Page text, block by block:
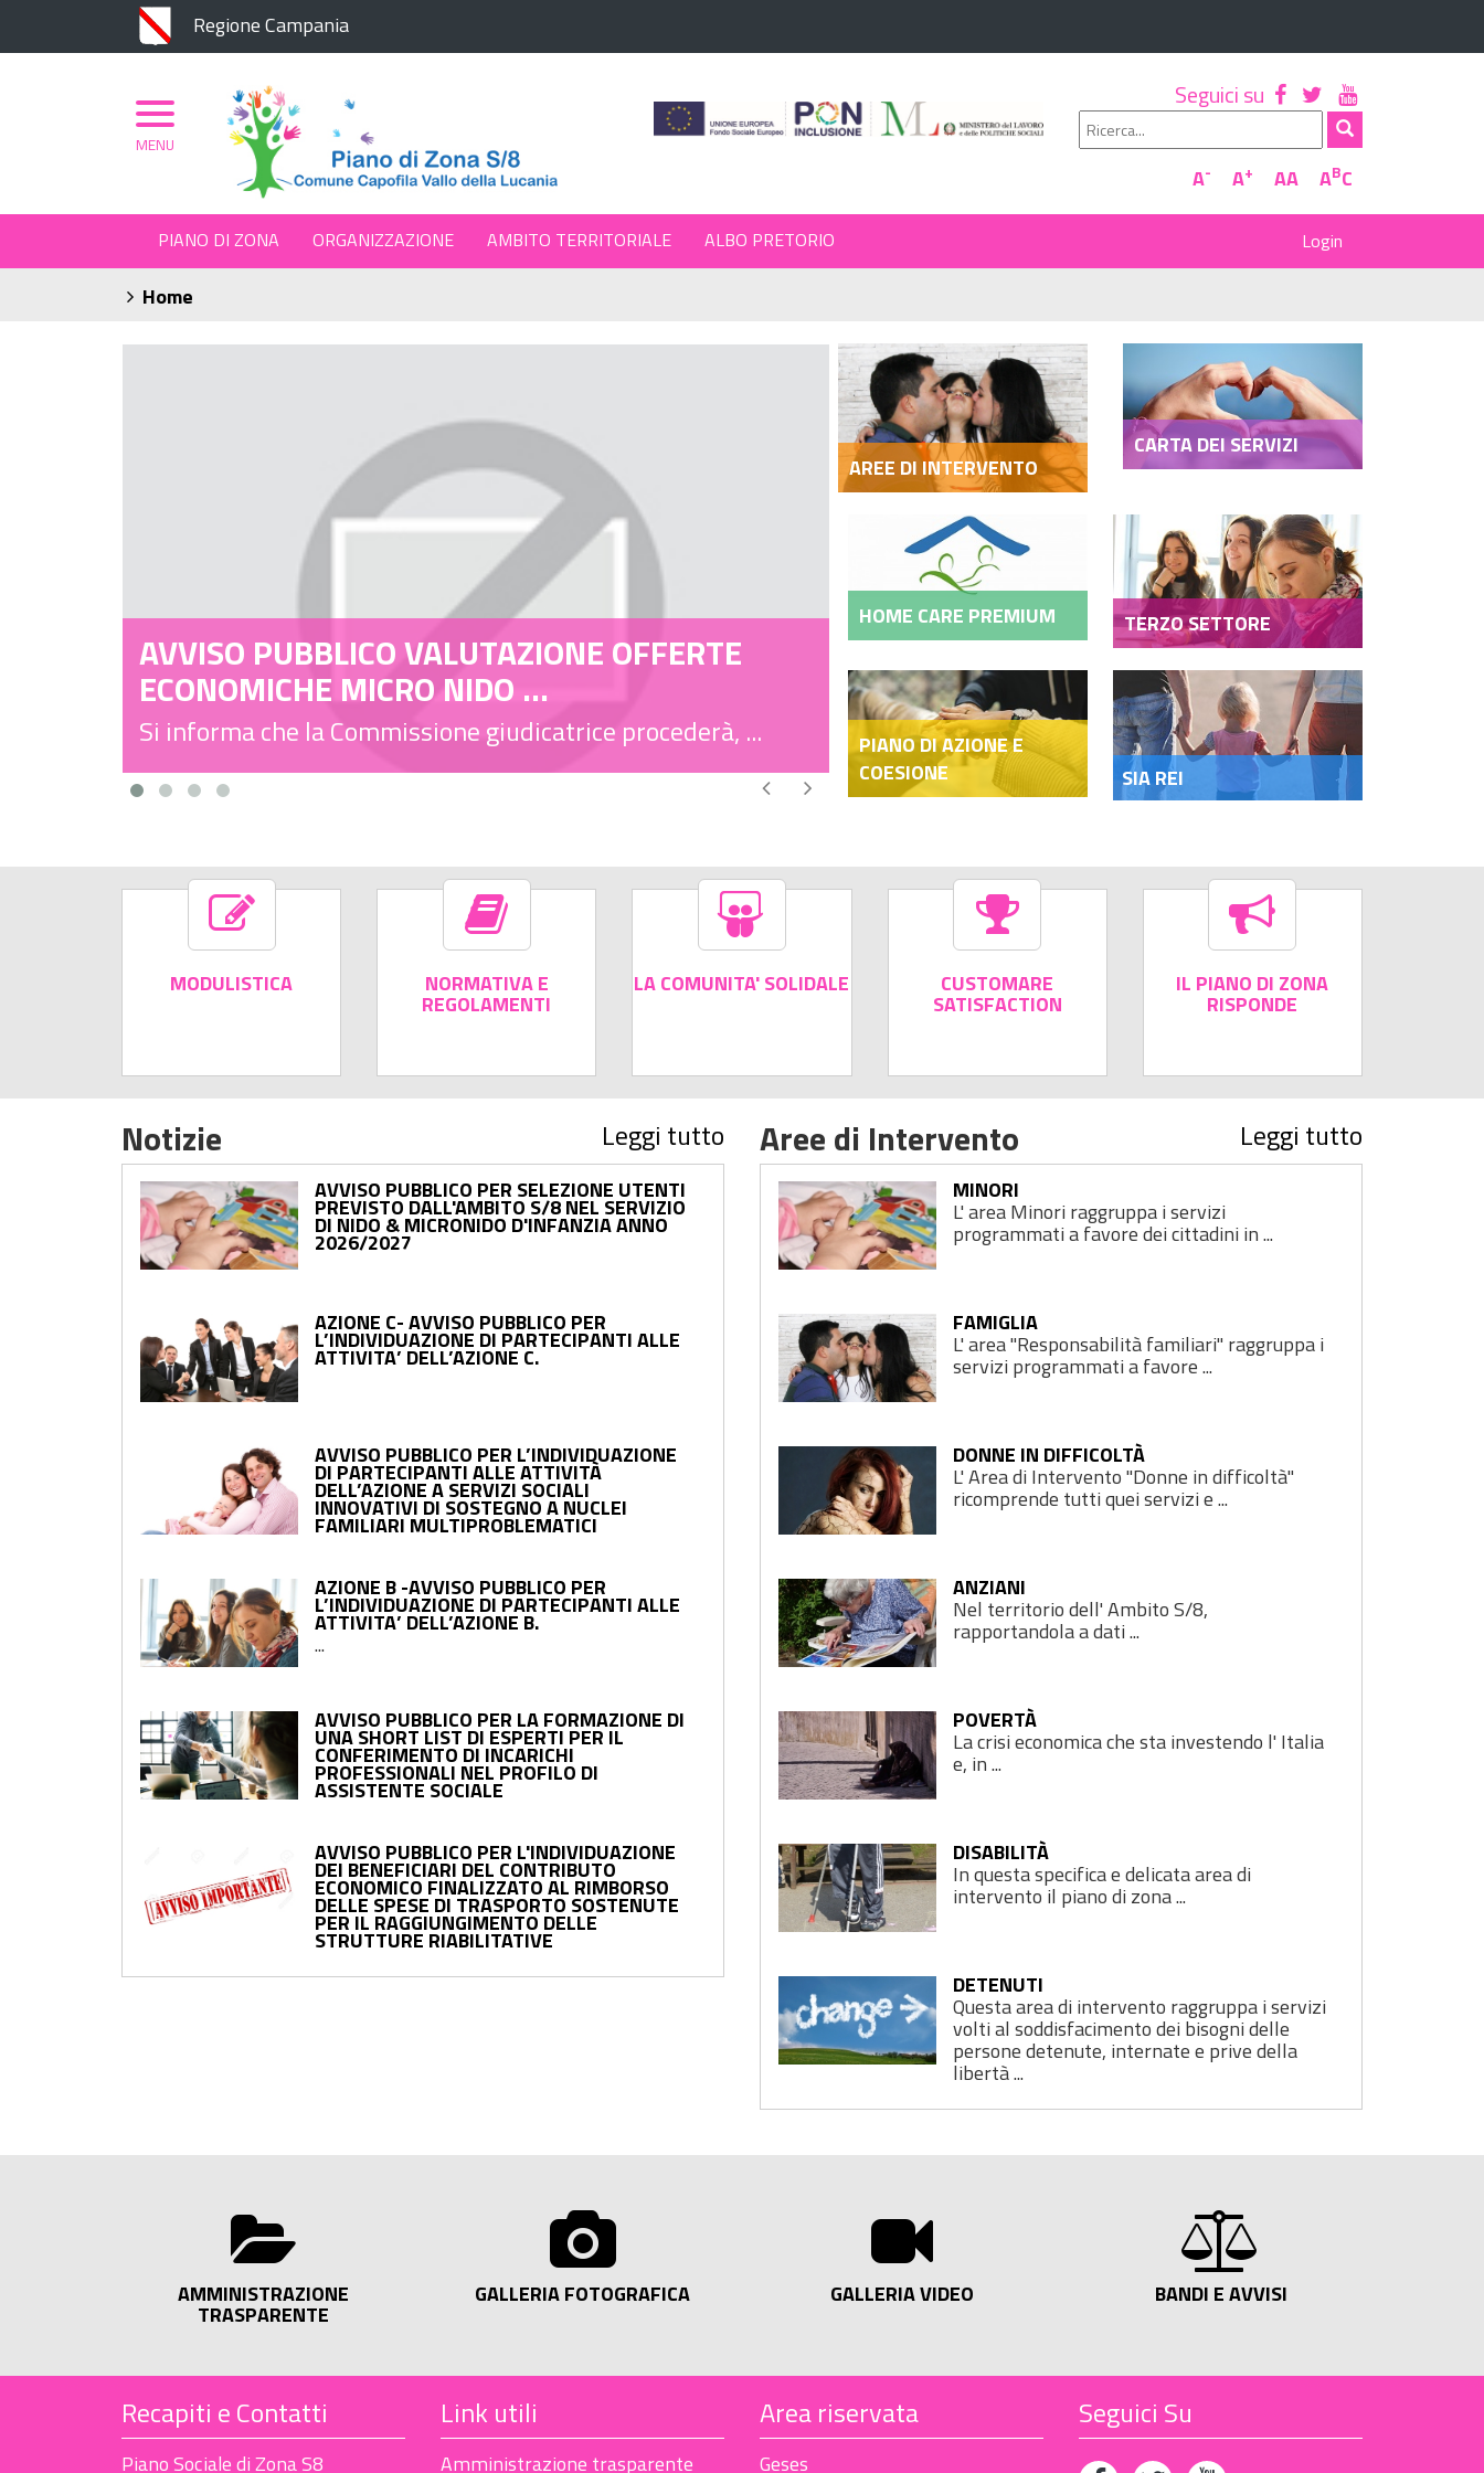
Regione Campania
MENU
Seguici su
A- A+ AA ABC
PIANO DI ZONA ORGANIZZAZIONE AMBITO TERRITORIALE ALBO PRETORIO
Home
OFFERTE
giudicatrice procederà, ...
Selezione pubblica per titoli e colloquio per ...
...
Progetto ITIA (Intesa
attiva ...
AVVISO RICERCA PERSONALE –
AREE DI INTERVENTO
CARTA DEI SERVIZI
HOME CARE PREMIUM TERZO SETTORE
PIANO DI AZIONE E
COESIONE
SIA REI
MODULISTICA NORMATIVA E
REGOLAMENTI
LA COMUNITA' SOLIDALE CUSTOMARE
SATISFACTION
IL PIANO DI ZONA
RISPONDE
Notizie Leggi tutto
AVVISO PUBBLICO PER SELEZIONE UTENTI
PREVISTO DALL'AMBITO S/8 NEL SERVIZIO
DI NIDO & MICRONIDO D'INFANZIA ANNO
2026/2027
AZIONE C- AVVISO PUBBLICO PER
L’INDIVIDUAZIONE DI PARTECIPANTI ALLE
ATTIVITA’ DELL’AZIONE C.
AVVISO PUBBLICO PER L’INDIVIDUAZIONE
DI PARTECIPANTI ALLE ATTIVITÀ
DELL’AZIONE A SERVIZI SOCIALI
INNOVATIVI DI SOSTEGNO A NUCLEI
FAMILIARI MULTIPROBLEMATICI
AZIONE B -AVVISO PUBBLICO PER
L’INDIVIDUAZIONE DI PARTECIPANTI ALLE
ATTIVITA’ DELL’AZIONE B.
...
AVVISO PUBBLICO PER LA FORMAZIONE DI
UNA SHORT LIST DI ESPERTI PER IL
CONFERIMENTO DI INCARICHI
PROFESSIONALI NEL PROFILO DI
ASSISTENTE SOCIALE
AVVISO PUBBLICO PER L'INDIVIDUAZIONE
DEI BENEFICIARI DEL CONTRIBUTO
ECONOMICO FINALIZZATO AL RIMBORSO
DELLE SPESE DI TRASPORTO SOSTENUTE
PER IL RAGGIUNGIMENTO DELLE
STRUTTURE RIABILITATIVE
Aree di Intervento Leggi tutto
MINORI
L' area Minori raggruppa i servizi
programmati a favore dei cittadini in ...
FAMIGLIA
L' area "Responsabilità familiari" raggruppa i
servizi programmati a favore ...
DONNE IN DIFFICOLTÀ
L' Area di Intervento "Donne in difficoltà"
ricomprende tutti quei servizi e ...
ANZIANI
Nel territorio dell' Ambito S/8,
rapportandola a dati ...
POVERTÀ
La crisi economica che sta investendo l' Italia
e, in ...
DISABILITÀ
In questa specifica e delicata area di
intervento il piano di zona ...
DETENUTI
Questa area di intervento raggruppa i servizi
volti al soddisfacimento dei bisogni delle
persone detenute, internate e prive della
libertà ...
AMMINISTRAZIONE
TRASPARENTE
GALLERIA FOTOGRAFICA GALLERIA VIDEO BANDI E AVVISI
Recapiti e Contatti
Piano Sociale di Zona S8
Link utili
Amministrazione trasparente
Area riservata
Geses
Seguici Su